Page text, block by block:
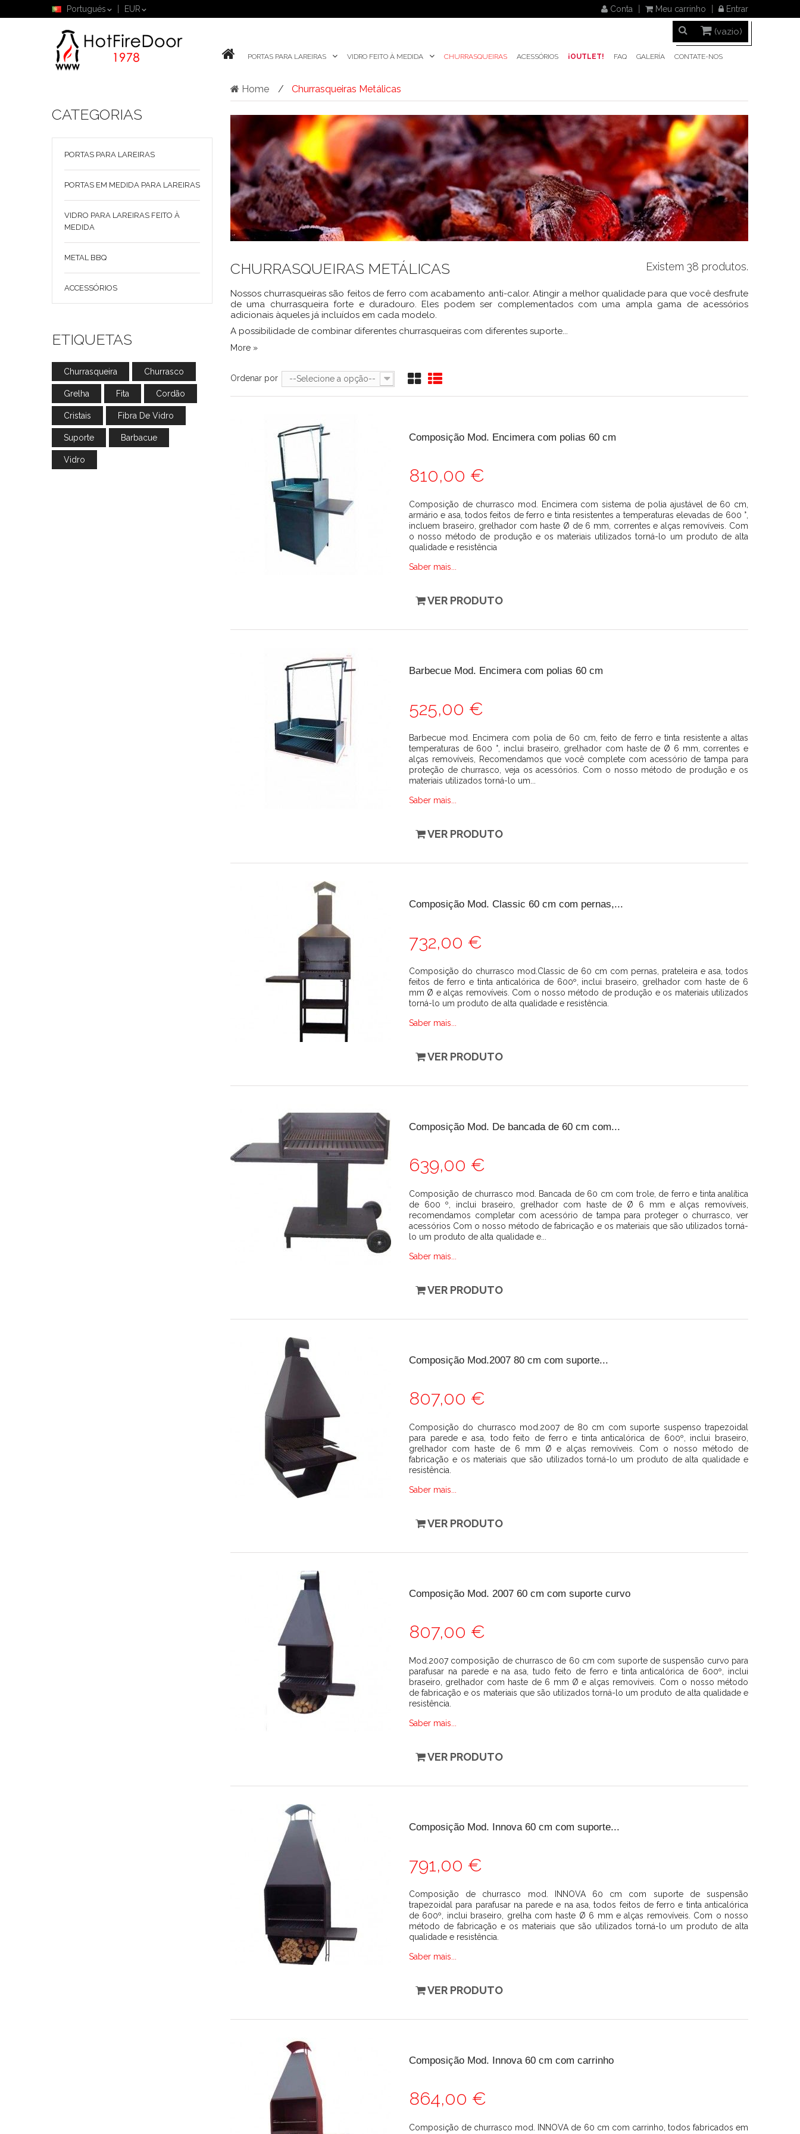
Conta Meu carrinho Entrar
Portugués EUR
(vazio)
PORTAS PARA LAREIRAS VIDRO FEITO À MEDIDA CHURRASQUEIRAS ACESSÓRIOS ¡OUTLET! FAQ GALERÍA CONTATE-NOS
CATEGORIAS
PORTAS PARA LAREIRAS
PORTAS EM MEDIDA PARA LAREIRAS
VIDRO PARA LAREIRAS FEITO À
MEDIDA
METAL BBQ
ACCESSÓRIOS
ETIQUETAS
Churrasqueira Churrasco
Grelha Fita Cordão
Cristais Fibra De Vidro
Suporte Barbacue
Vidro
Home Churrasqueiras Metálicas
Existem 38 produtos.
CHURRASQUEIRAS METÁLICAS
Nossos churrasqueiras são feitos de ferro com acabamento anti-calor. Atingir a melhor qualidade para que você desfrute
de uma churrasqueira forte e duradouro. Eles podem ser complementados com uma ampla gama de acessórios
adicionais àqueles já incluídos em cada modelo.
A possibilidade de combinar diferentes churrasqueiras com diferentes suporte...
More »
Ordenar por --Selecione a opção--
Composição Mod. Encimera com polias 60 cm
810,00 €
Composição de churrasco mod. Encimera com sistema de polia ajustável de 60 cm,
armário e asa, todos feitos de ferro e tinta resistentes a temperaturas elevadas de 600 °,
incluem braseiro, grelhador com haste Ø de 6 mm, correntes e alças removíveis. Com
o nosso método de produção e os materiais utilizados torná-lo um produto de alta
qualidade e resistência
Saber mais...
VER PRODUTO
Barbecue Mod. Encimera com polias 60 cm
525,00 €
Barbecue mod. Encimera com polia de 60 cm, feito de ferro e tinta resistente a altas
temperaturas de 600 °, inclui braseiro, grelhador com haste de Ø 6 mm, correntes e
alças removíveis, Recomendamos que você complete com acessório de tampa para
proteção de churrasco, veja os acessórios. Com o nosso método de produção e os
materiais utilizados torná-lo um...
Saber mais...
VER PRODUTO
Composição Mod. Classic 60 cm com pernas,...
732,00 €
Composição do churrasco mod.Classic de 60 cm com pernas, prateleira e asa, todos
feitos de ferro e tinta anticalórica de 600º, inclui braseiro, grelhador com haste de 6
mm Ø e alças removíveis. Com o nosso método de produção e os materiais utilizados
torná-lo um produto de alta qualidade e resistência.
Saber mais...
VER PRODUTO
Composição Mod. De bancada de 60 cm com...
639,00 €
Composição de churrasco mod. Bancada de 60 cm com trole, de ferro e tinta analítica
de 600 º, inclui braseiro, grelhador com haste de Ø 6 mm e alças removíveis,
recomendamos completar com acessório de tampa para proteger o churrasco, ver
acessórios Com o nosso método de fabricação e os materiais que são utilizados torná-
lo um produto de alta qualidade e...
Saber mais...
VER PRODUTO
Composição Mod.2007 80 cm com suporte...
807,00 €
Composição do churrasco mod.2007 de 80 cm com suporte suspenso trapezoidal
para parede e asa, todo feito de ferro e tinta anticalórica de 600º, inclui braseiro,
grelhador com haste de 6 mm Ø e alças removíveis. Com o nosso método de
fabricação e os materiais que são utilizados torná-lo um produto de alta qualidade e
resistência.
Saber mais...
VER PRODUTO
Composição Mod. 2007 60 cm com suporte curvo
807,00 €
Mod.2007 composição de churrasco de 60 cm com suporte de suspensão curvo para
parafusar na parede e na asa, tudo feito de ferro e tinta anticalórica de 600º, inclui
braseiro, grelhador com haste de 6 mm Ø e alças removíveis. Com o nosso método
de fabricação e os materiais que são utilizados torná-lo um produto de alta qualidade e
resistência.
Saber mais...
VER PRODUTO
Composição Mod. Innova 60 cm com suporte...
791,00 €
Composição de churrasco mod. INNOVA 60 cm com suporte de suspensão
trapezoidal para parafusar na parede e na asa, todos feitos de ferro e tinta anticalórica
de 600º, inclui braseiro, grelha com haste Ø 6 mm e alças removíveis. Com o nosso
método de fabricação e os materiais que são utilizados torná-lo um produto de alta
qualidade e resistência.
Saber mais...
VER PRODUTO
Composição Mod. Innova 60 cm com carrinho
864,00 €
Composição de churrasco mod. INNOVA de 60 cm com carrinho, todos fabricados em